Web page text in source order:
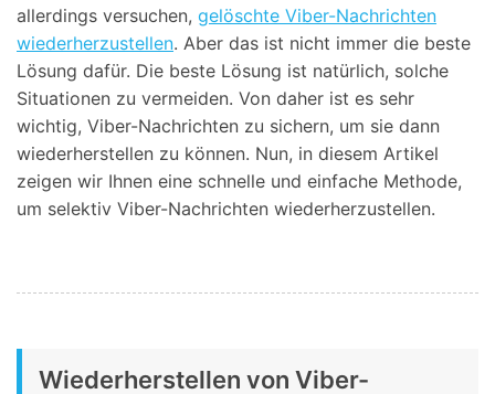
allerdings versuchen, gelöschte Viber-Nachrichten
wiederherzustellen. Aber das ist nicht immer die beste
Lösung dafür. Die beste Lösung ist natürlich, solche
Situationen zu vermeiden. Von daher ist es sehr
wichtig, Viber-Nachrichten zu sichern, um sie dann
wiederherstellen zu können. Nun, in diesem Artikel
zeigen wir Ihnen eine schnelle und einfache Methode,
um selektiv Viber-Nachrichten wiederherzustellen.
Wiederherstellen von Viber-